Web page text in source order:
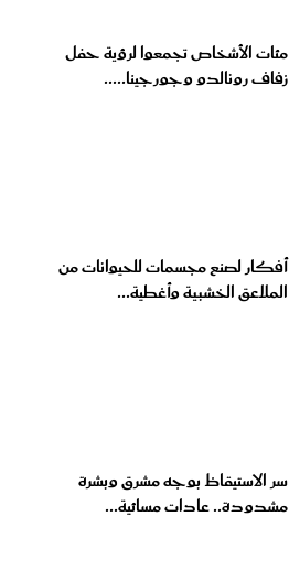
مئات الأشخاص تجمعوا لرؤية حفل
زفاف رونالدو وجورجينا.....
أفكار لصنع مجسمات للحيوانات من
الملاعق الخشبية وأغطية...
سر الاستيقاظ بوجه مشرق وبشرة
مشدودة.. عادات مسائية...